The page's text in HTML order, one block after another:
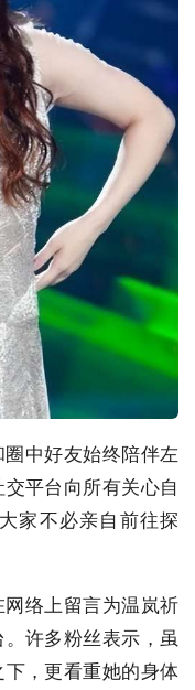
中好友始终陪伴左
平台向所有关心自
家不必亲自前往探
络上留言为温岚祈
许多粉丝表示，虽
，更看重她的身体